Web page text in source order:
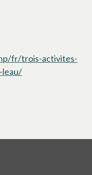
fr/trois-activites-
leau/